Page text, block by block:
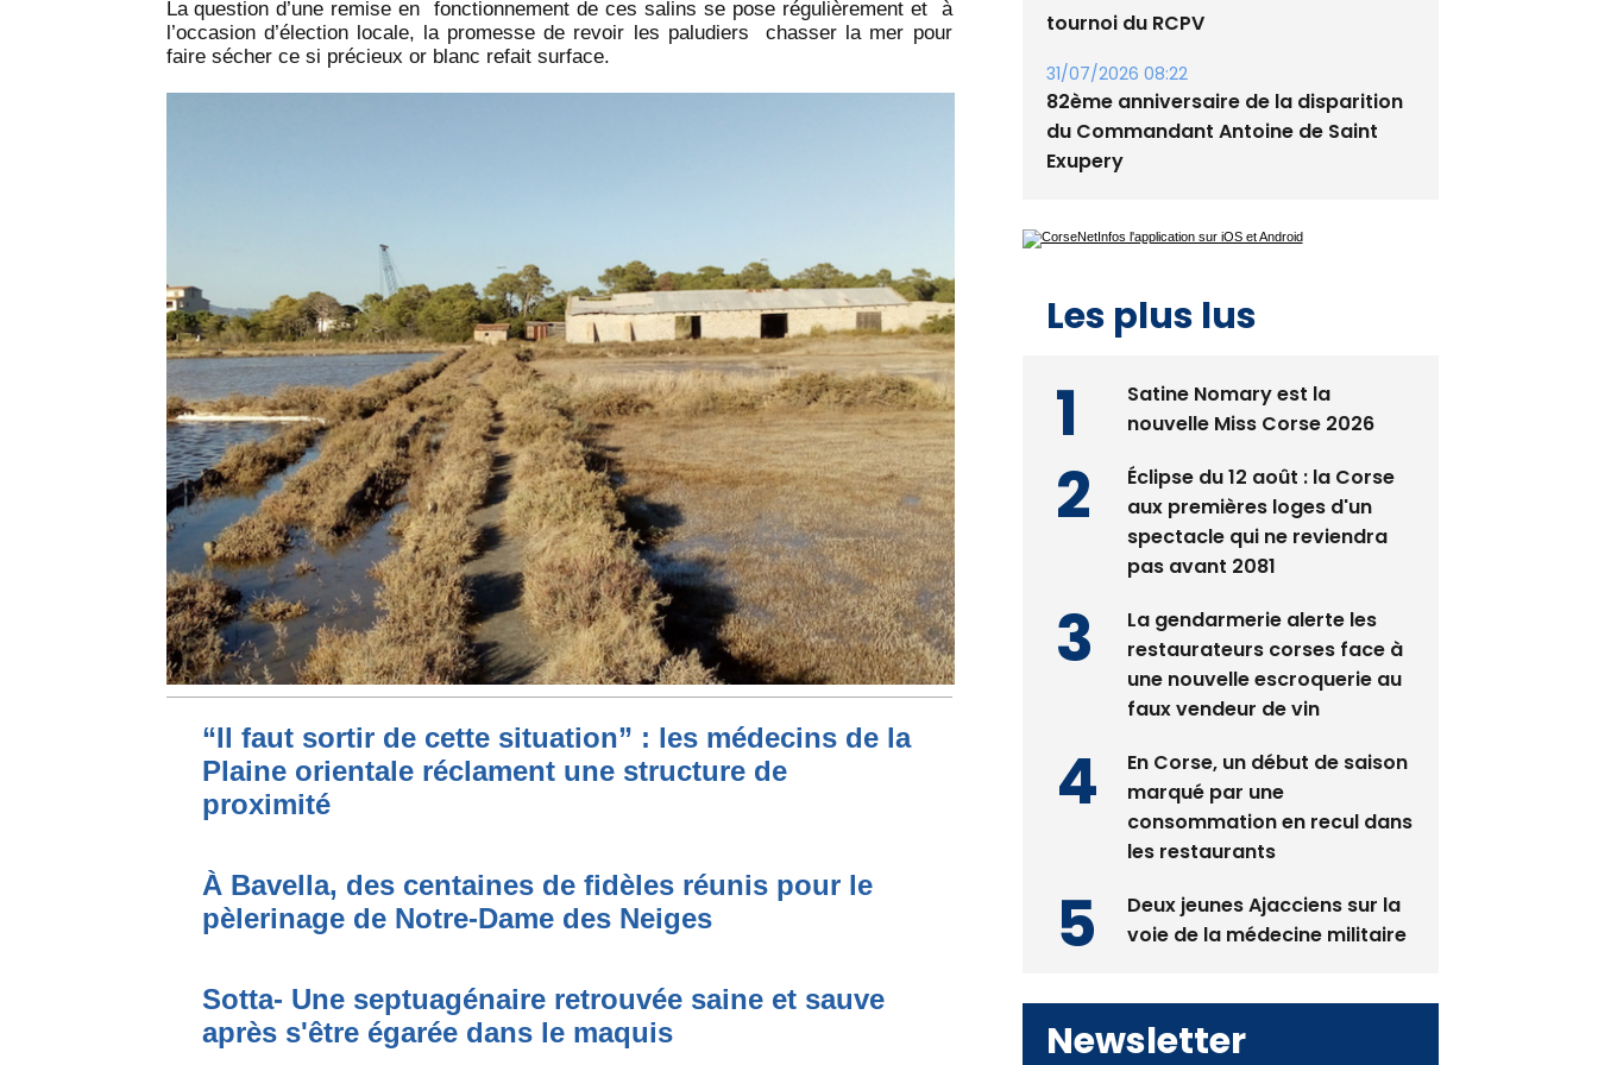
La question d’une remise en fonctionnement de ces salins se pose régulièrement et à
l’occasion d’élection locale, la promesse de revoir les paludiers chasser la mer pour
faire sécher ce si précieux or blanc refait surface.
“Il faut sortir de cette situation” : les médecins de la
Plaine orientale réclament une structure de
proximité
À Bavella, des centaines de fidèles réunis pour le
pèlerinage de Notre-Dame des Neiges
Sotta- Une septuagénaire retrouvée saine et sauve
après s'être égarée dans le maquis
tournoi du RCPV
31/07/2026 08:22
82ème anniversaire de la disparition
du Commandant Antoine de Saint
Exupery
Les plus lus
Satine Nomary est la
nouvelle Miss Corse 2026
Éclipse du 12 août : la Corse
aux premières loges d'un
spectacle qui ne reviendra
pas avant 2081
La gendarmerie alerte les
restaurateurs corses face à
une nouvelle escroquerie au
faux vendeur de vin
En Corse, un début de saison
marqué par une
consommation en recul dans
les restaurants
Deux jeunes Ajacciens sur la
voie de la médecine militaire
Newsletter